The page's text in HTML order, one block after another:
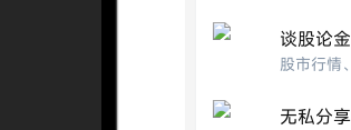
谈股论金
无私分享